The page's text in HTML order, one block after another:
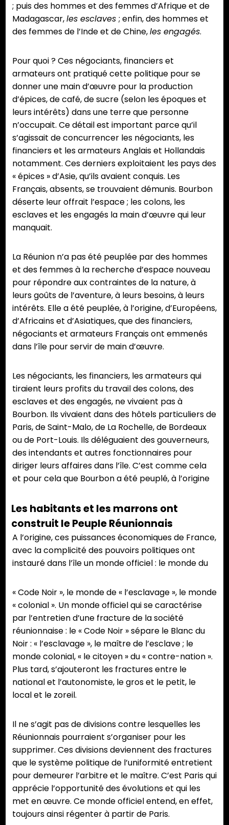
; puis des hommes et des femmes d’Afrique et de
Madagascar,les esclaves ; enfin, des hommes et
des femmes de l’Inde et de Chine,les engagés.
Pour quoi ? Ces négociants, financiers et
armateurs ont pratiqué cette politique pour se
donner une main d’œuvre pour la production
d’épices, de café, de sucre (selon les époques et
leurs intérêts) dans une terre que personne
n’occupait. Ce détail est important parce qu’il
s’agissait de concurrencer les négociants, les
financiers et les armateurs Anglais et Hollandais
notamment. Ces derniers exploitaient les pays des
« épices » d’Asie, qu’ils avaient conquis. Les
Français, absents, se trouvaient démunis. Bourbon
déserte leur offrait l’espace ; les colons, les
esclaves et les engagés la main d’œuvre qui leur
manquait.
La Réunion n’a pas été peuplée par des hommes
et des femmes à la recherche d’espace nouveau
pour répondre aux contraintes de la nature, à
leurs goûts de l’aventure, à leurs besoins, à leurs
intérêts. Elle a été peuplée, à l’origine, d’Européens,
d’Africains et d’Asiatiques, que des financiers,
négociants et armateurs Français ont emmenés
dans l’île pour servir de main d’œuvre.
Les négociants, les financiers, les armateurs qui
tiraient leurs profits du travail des colons, des
esclaves et des engagés, ne vivaient pas à
Bourbon. Ils vivaient dans des hôtels particuliers de
Paris, de Saint-Malo, de La Rochelle, de Bordeaux
ou de Port-Louis. Ils déléguaient des gouverneurs,
des intendants et autres fonctionnaires pour
diriger leurs affaires dans l’île. C’est comme cela
et pour cela que Bourbon a été peuplé, à l’origine
Les habitants et les marrons ont
construit le Peuple Réunionnais
A l’origine, ces puissances économiques de France,
avec la complicité des pouvoirs politiques ont
instauré dans l’île un monde officiel : le monde du
« Code Noir », le monde de « l’esclavage », le monde
« colonial ». Un monde officiel qui se caractérise
par l’entretien d’une fracture de la société
réunionnaise : le « Code Noir » sépare le Blanc du
Noir : « l’esclavage », le maître de l’esclave ; le
monde colonial, « le citoyen » du « contre-nation ».
Plus tard, s’ajouteront les fractures entre le
national et l’autonomiste, le gros et le petit, le
local et le zoreil.
Il ne s’agit pas de divisions contre lesquelles les
Réunionnais pourraient s’organiser pour les
supprimer. Ces divisions deviennent des fractures
que le système politique de l’uniformité entretient
pour demeurer l’arbitre et le maître. C’est Paris qui
apprécie l’opportunité des évolutions et qui les
met en œuvre. Ce monde officiel entend, en effet,
toujours ainsi régenter à partir de Paris.